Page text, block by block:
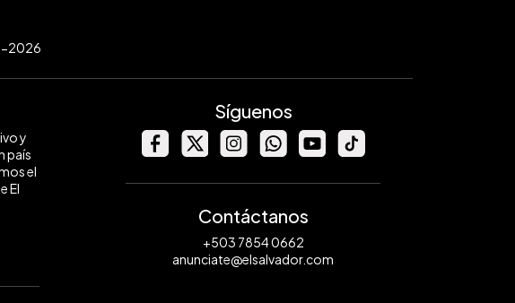
2026
y
país
el
El
Síguenos
Contáctanos
+503 7854 0662
anunciate@elsalvador.com